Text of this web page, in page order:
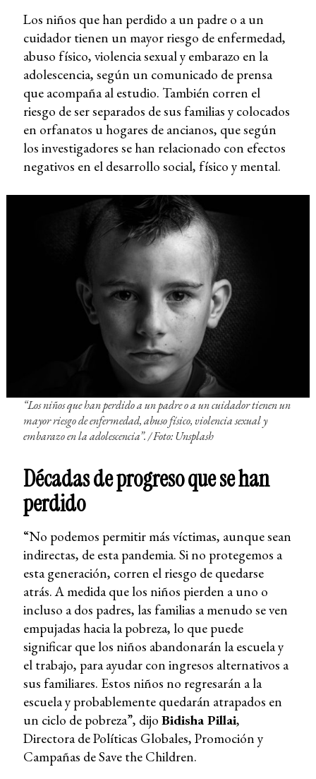
Los niños que han perdido a un padre o a un
cuidador tienen un mayor riesgo de enfermedad,
abuso físico, violencia sexual y embarazo en la
adolescencia, según un comunicado de prensa
que acompaña al estudio. También corren el
riesgo de ser separados de sus familias y colocados
en orfanatos u hogares de ancianos, que según
los investigadores se han relacionado con efectos
negativos en el desarrollo social, físico y mental.
“Los niños que han perdido a un padre o a un cuidador tienen un
mayor riesgo de enfermedad, abuso físico, violencia sexual y
embarazo en la adolescencia”./ Foto: Unsplash
Décadas de progreso que se han
perdido
“No podemos permitir más víctimas, aunque sean
indirectas, de esta pandemia. Si no protegemos a
esta generación, corren el riesgo de quedarse
atrás. A medida que los niños pierden a uno o
incluso a dos padres, las familias a menudo se ven
empujadas hacia la pobreza, lo que puede
significar que los niños abandonarán la escuela y
el trabajo, para ayudar con ingresos alternativos a
sus familiares. Estos niños no regresarán a la
escuela y probablemente quedarán atrapados en
un ciclo de pobreza”, dijo Bidisha Pillai,
Directora de Políticas Globales, Promoción y
Campañas de Save the Children.